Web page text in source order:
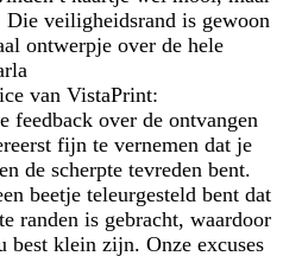
veiligheidsrand is gewoon
ontwerpje over de hele
van VistaPrint:
feedback over de ontvangen
fijn te vernemen dat je
de scherpte tevreden bent.
beetje teleurgesteld bent dat
randen is gebracht, waardoor
best klein zijn. Onze excuses